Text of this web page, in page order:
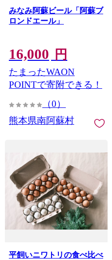
みなみ阿蘇ビール「阿蘇ブ
ロンドエール」
16,000 円
たまったWAON
POINTで寄附できる！
（0）
熊本県南阿蘇村
平飼いニワトリの食べ比べ